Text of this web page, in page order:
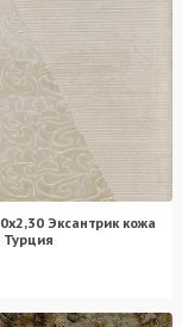
Эксантрик кожа